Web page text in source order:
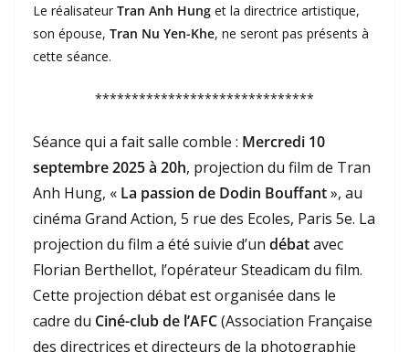
Le réalisateur Tran Anh Hung et la directrice artistique,
son épouse, Tran Nu Yen-Khe, ne seront pas présents à
cette séance.
******************************
Séance qui a fait salle comble : Mercredi 10
septembre 2025 à 20h, projection du film de Tran
Anh Hung, « La passion de Dodin Bouffant», au
cinéma Grand Action, 5 rue des Ecoles, Paris 5e. La
projection du film a été suivie d’un débatavec
Florian Berthellot, l’opérateur Steadicam du film.
Cette projection débat est organisée dans le
cadre du Ciné-club de l’AFC(Association Française
des directrices et directeurs de la photographie